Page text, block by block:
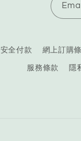
安全付款 網上訂購
服務條款 隱